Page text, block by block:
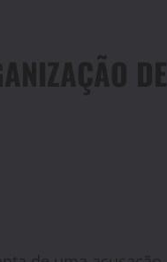
DE